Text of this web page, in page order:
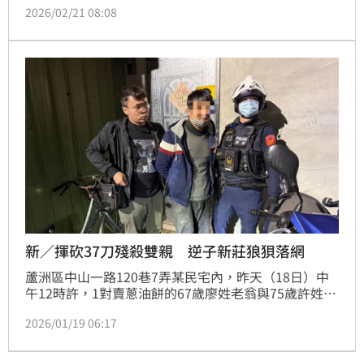
2年，卻因逃兵案再度被捕，又用鋼鋸破壞囚車逃逸，
歹，後來因為寄爆裂物恐嚇多個美容集團，被警方盯
上，再度遭到逮捕。脫逃大王這次沒能成功脫逃，最終
遭判死刑定讞，隔年槍決伏法，結束罪惡的一生。
2026/02/21 08:08
新／揮砍37刀殘殺雙親 逆子新莊狼狽落網
蘆洲區中山一路120巷7弄某民宅內，昨天（18日）中
午12時許，1對賣蔥油餅的67歲廖姓老翁與75歲許姓老
嫌的36歲獨生子廖聰賢稍早前在新莊新泰路狼狽落網，
2026/01/19 06:17